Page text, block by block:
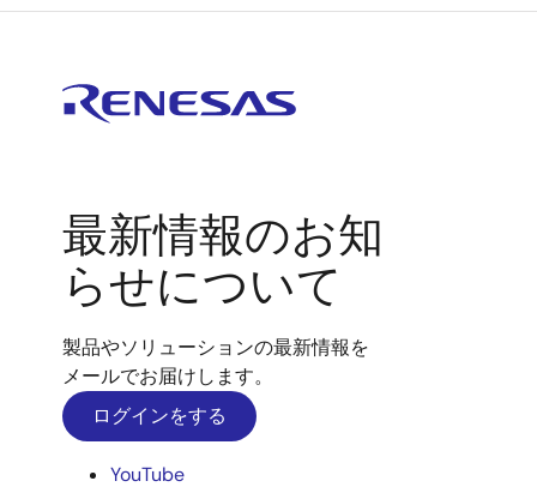
最新情報のお知
らせについて
製品やソリューションの最新情報を
メールでお届けします。
ログインをする
YouTube